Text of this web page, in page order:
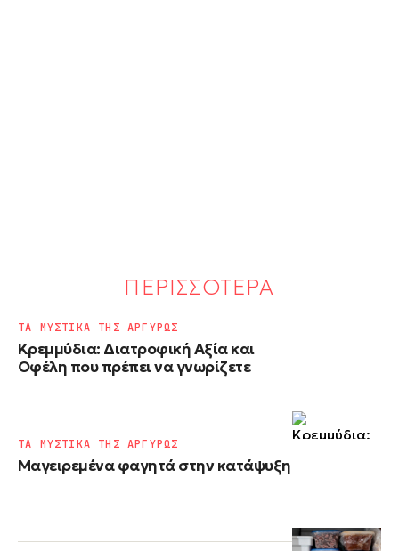
ΠΕΡΙΣΣΟΤΕΡΑ
Κρεμμύδια: Διατροφική Αξία και
Οφέλη που πρέπει να γνωρίζετε
ΤΑ ΜΥΣΤΙΚΑ ΤΗΣ ΑΡΓΥΡΩΣ
Μαγειρεμένα φαγητά στην κατάψυξη
ΤΑ ΜΥΣΤΙΚΑ ΤΗΣ ΑΡΓΥΡΩΣ